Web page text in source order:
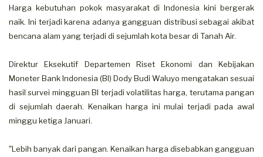
Harga kebutuhan pokok masyarakat di Indonesia kini bergerak
naik. Ini terjadi karena adanya gangguan distribusi sebagai akibat
bencana alam yang terjadi di sejumlah kota besar di Tanah Air.
Direktur Eksekutif Departemen Riset Ekonomi dan Kebijakan
Moneter Bank Indonesia (BI) Dody Budi Waluyo mengatakan sesuai
hasil survei mingguan BI terjadi volatilitas harga, terutama pangan
di sejumlah daerah. Kenaikan harga ini mulai terjadi pada awal
minggu ketiga Januari.
"Lebih banyak dari pangan. Kenaikan harga disebabkan gangguan